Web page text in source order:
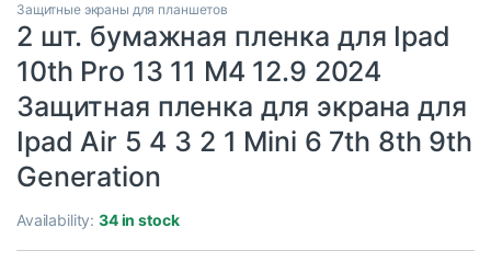
Защитные экраны для планшетов
2 шт. бумажная пленка для Ipad
10th Pro 13 11 M4 12.9 2024
Защитная пленка для экрана для
Ipad Air 5 4 3 2 1 Mini 6 7th 8th 9th
Generation
Availability:34 in stock